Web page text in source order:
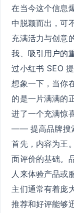
在当今这个信息
中脱颖而出，可
充满活力与创意
我、吸引用户的
过小红书 SEO
想象一下，当你
的是一片满满的
进了一个充满惊
—— 提高品牌搜
首先，内容为王
面评价的基础。
人来体验产品或
主们通常有着庞
推荐和好评能够